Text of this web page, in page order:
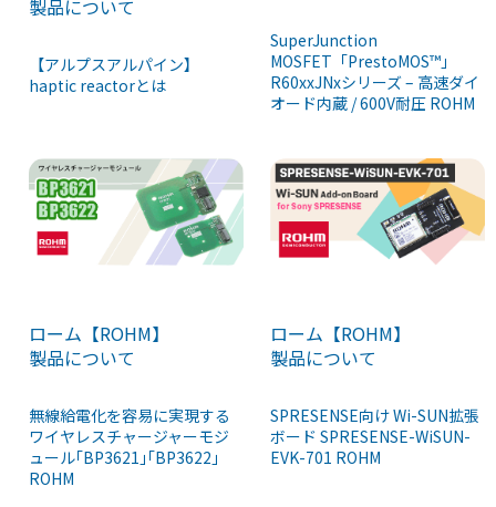
製品について
【アルプスアルパイン】
haptic reactorとは
SuperJunction
MOSFET「PrestoMOS™」
R60xxJNxシリーズ – 高速ダイ
オード内蔵 / 600V耐圧 ROHM
ローム【ROHM】
製品について
無線給電化を容易に実現する
ワイヤレスチャージャーモジ
ュール｢BP3621｣｢BP3622｣
ROHM
ローム【ROHM】
製品について
SPRESENSE向け Wi-SUN拡張
ボード SPRESENSE-WiSUN-
EVK-701 ROHM